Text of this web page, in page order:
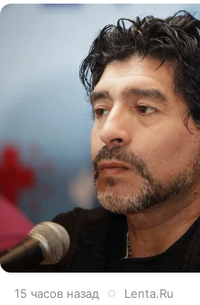
15 часов назад Lenta.Ru